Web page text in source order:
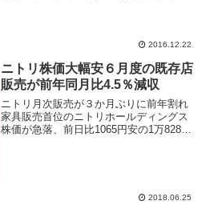
2016.12.22
ニトリ株価大幅安６月度の既存店
販売が前年同月比4.5％減収
ニトリ月次販売が３か月ぶりに前年割れ
家具販売首位のニトリホールディングス
株価が急落、前日比1065円安の1万8280
2018.06.25